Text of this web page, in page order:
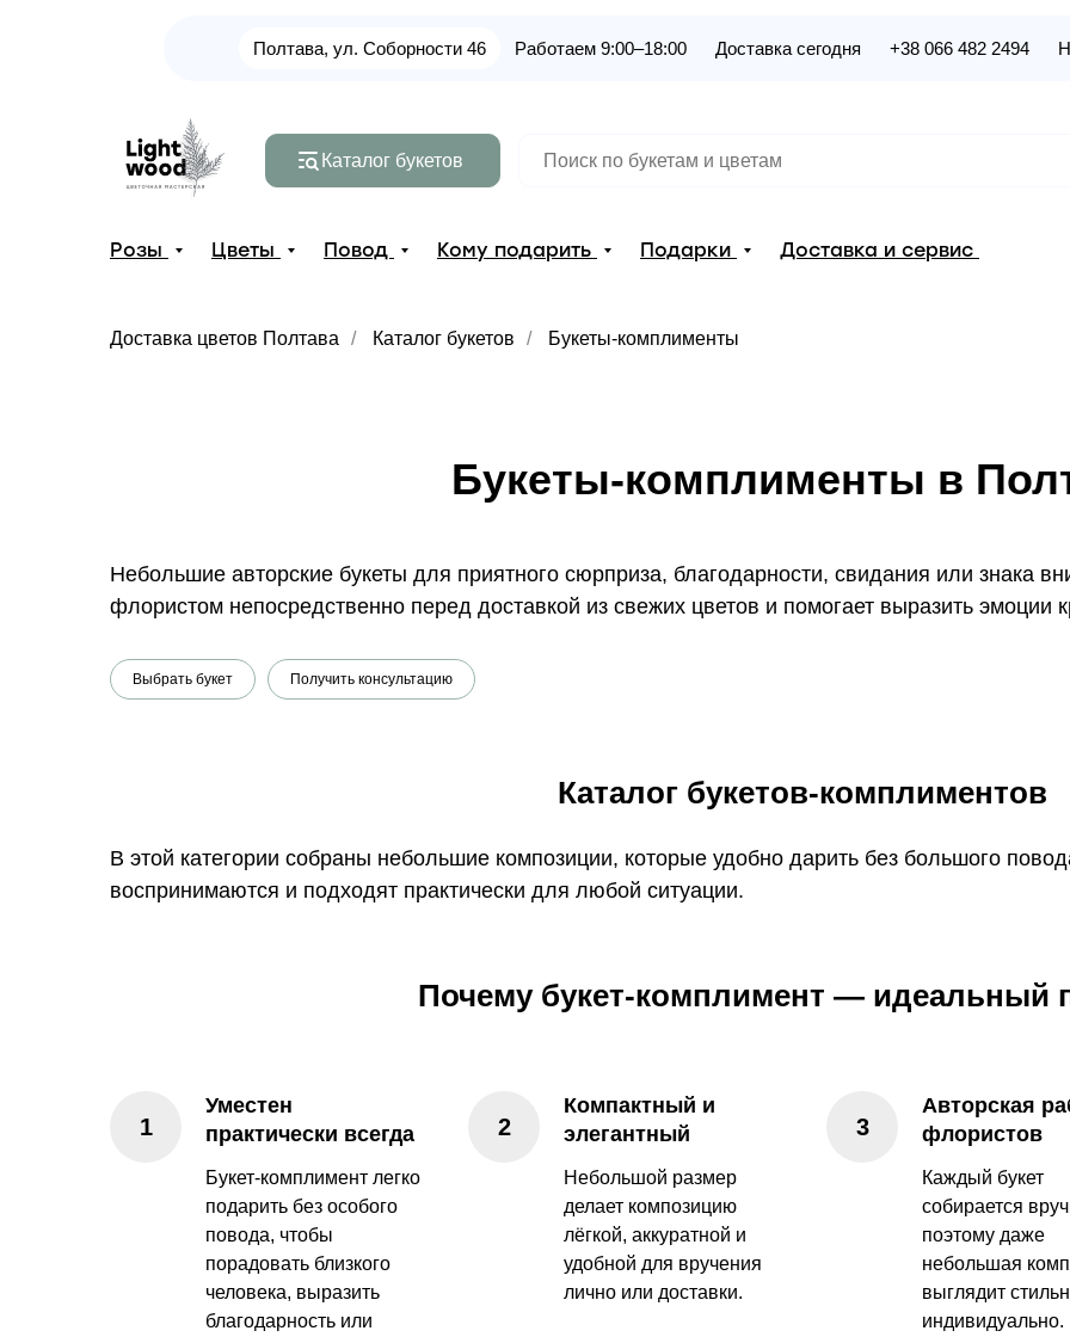
Полтава, ул. Соборности 46 Работаем 9:00–18:00 Доставка сегодня +38 066 482 2494
Каталог букетов
Розы Цветы Повод Кому подарить Подарки Доставка и сервис
Доставка цветов Полтава / Каталог букетов / Букеты-комплименты
Букеты-комплименты в
Небольшие авторские букеты для приятного сюрприза, благодарности, свидания или знака
флористом непосредственно перед доставкой из свежих цветов и помогает выразить эмоции
Выбрать букет Получить консультацию
Каталог букетов-комплиментов
В этой категории собраны небольшие композиции, которые удобно дарить без большого
воспринимаются и подходят практически для любой ситуации.
Почему букет-комплимент — идеальный
Уместен
практически всегда
Букет-комплимент легко
подарить без особого
повода, чтобы
порадовать близкого
человека, выразить
благодарность или
Компактный и
элегантный
Небольшой размер
делает композицию
лёгкой, аккуратной и
удобной для вручения
лично или доставки.
Авторская
флористов
Каждый букет
собирается
поэтому даже
небольшая
выглядит
индивидуально.